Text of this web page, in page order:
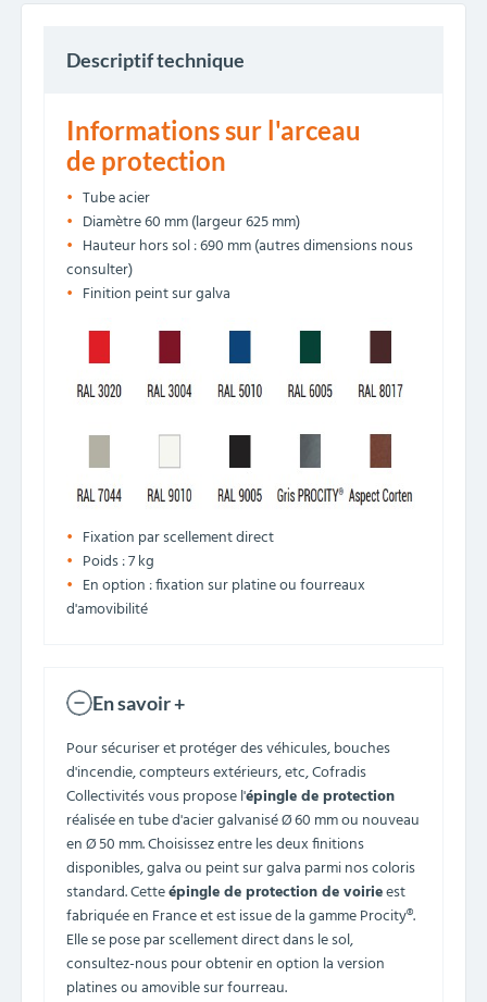
Descriptif technique
Informations sur l'arceau
de protection
Tube acier
Diamètre 60 mm (largeur 625 mm)
Hauteur hors sol : 690 mm (autres dimensions nous
consulter)
Finition peint sur galva
Fixation par scellement direct
Poids : 7 kg
En option : fixation sur platine ou fourreaux
d'amovibilité
En savoir +
Pour sécuriser et protéger des véhicules, bouches
d'incendie, compteurs extérieurs, etc, Cofradis
Collectivités vous propose l'épingle de protection
réalisée en tube d'acier galvanisé Ø 60 mm ou nouveau
en Ø 50 mm. Choisissez entre les deux finitions
disponibles, galva ou peint sur galva parmi nos coloris
standard. Cetteépingle de protection de voirieest
fabriquée en France et est issue de la gamme Procity®.
Elle se pose par scellement direct dans le sol,
consultez-nous pour obtenir en option la version
platines ou amovible sur fourreau.